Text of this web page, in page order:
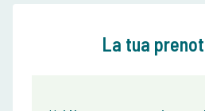
La tua